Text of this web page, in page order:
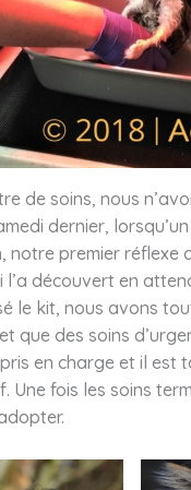
de soins, nous
dernier,
premier réflexe
l’a découvert en
le kit, nous avons
que des soins
en charge et il
Une fois les soins